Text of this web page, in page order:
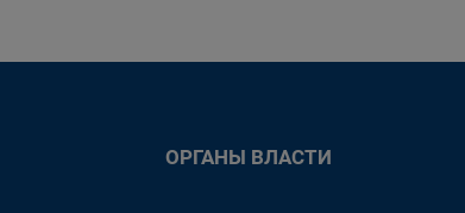
ОРГАНЫ ВЛАСТИ